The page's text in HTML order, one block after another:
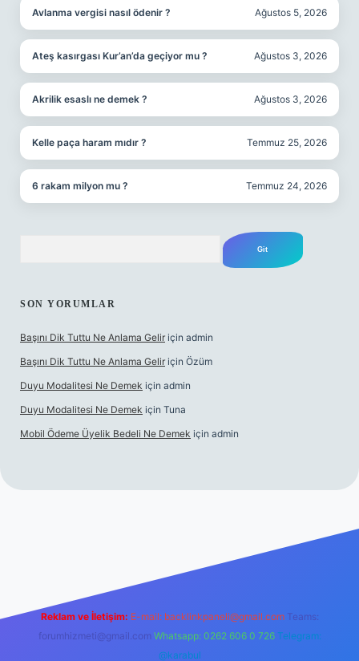
Avlanma vergisi nasıl ödenir ? Ağustos 5, 2026
Ateş kasırgası Kur’an’da geçiyor mu ? Ağustos 3, 2026
Akrilik esaslı ne demek ? Ağustos 3, 2026
Kelle paça haram mıdır ? Temmuz 25, 2026
6 rakam milyon mu ? Temmuz 24, 2026
SON YORUMLAR
Başını Dik Tuttu Ne Anlama Gelir için admin
Başını Dik Tuttu Ne Anlama Gelir için Özüm
Duyu Modalitesi Ne Demek için admin
Duyu Modalitesi Ne Demek için Tuna
Mobil Ödeme Üyelik Bedeli Ne Demek için admin
Reklam ve İletişim: E-mail: backlinkpaneli@gmail.com Teams:
forumhizmeti@gmail.com Whatsapp: 0262 606 0 726 Telegram:
@karabul